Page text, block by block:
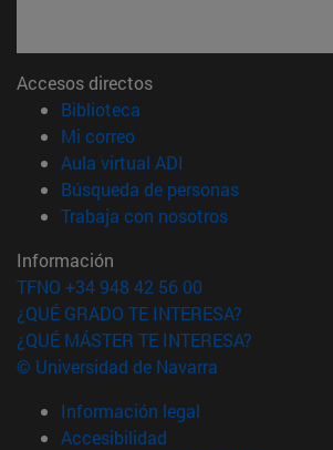
Accesos directos
Biblioteca
Mi correo(abre en nueva ventana)
Aula virtual ADI
Búsqueda de personas(abre en
Trabaja con nosotros(abre en
Información
TFNO +34 948 42 56 00
¿QUÉ GRADO TE INTERESA?
¿QUÉ MÁSTER TE INTERESA?
© Universidad de Navarra
Información legal
Accesibilidad